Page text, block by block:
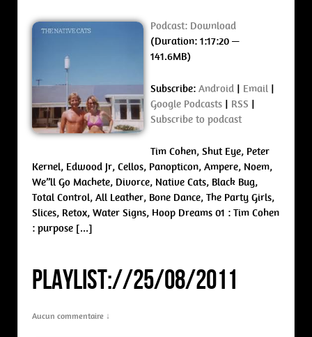
Podcast: Download
(Duration: 1:17:20 —
141.6MB)
Subscribe: Android | Email |
Google Podcasts | RSS |
Subscribe to podcast
Tim Cohen, Shut Eye, Peter
Kernel, Edwood Jr, Cellos, Panopticon, Ampere, Noem,
We”ll Go Machete, Divorce, Native Cats, Black Bug,
Total Control, All Leather, Bone Dance, The Party Girls,
Slices, Retox, Water Signs, Hoop Dreams 01 : Tim Cohen
: purpose […]
PLAYLIST://25/08/2011
Aucun commentaire ↓